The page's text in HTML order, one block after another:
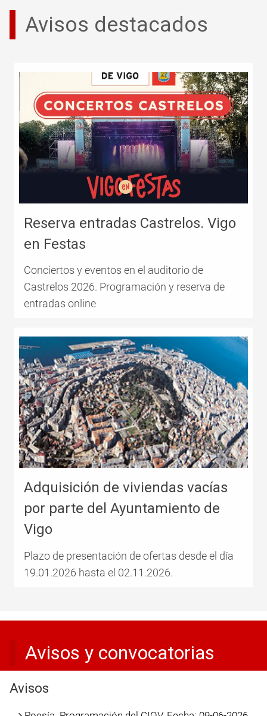
Avisos destacados
Reserva entradas Castrelos. Vigo
en Festas
Conciertos y eventos en el auditorio de
Castrelos 2026. Programación y reserva de
entradas online
Adquisición de viviendas vacías
por parte del Ayuntamiento de
Vigo
Plazo de presentación de ofertas desde el día
19.01.2026 hasta el 02.11.2026.
Avisos y convocatorias
Avisos